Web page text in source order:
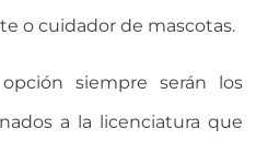
o cuidador de mascotas.
siempre serán los
a la licenciatura que